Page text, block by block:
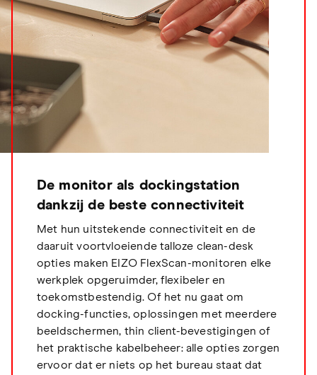
De monitor als dockingstation
dankzij de beste connectiviteit
Met hun uitstekende connectiviteit en de
daaruit voortvloeiende talloze clean-desk
opties maken EIZO FlexScan-monitoren elke
werkplek opgeruimder, flexibeler en
toekomstbestendig. Of het nu gaat om
docking-functies, oplossingen met meerdere
beeldschermen, thin client-bevestigingen of
het praktische kabelbeheer: alle opties zorgen
ervoor dat er niets op het bureau staat dat